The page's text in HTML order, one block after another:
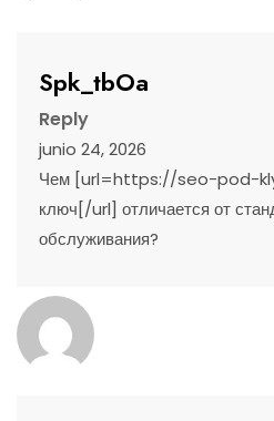
Spk_tbOa
Reply
junio 24, 2026
Чем [url=https://seo-pod-
ключ[/url] отличается от
обслуживания?